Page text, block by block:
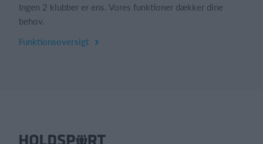
Ingen 2 klubber er ens. Vores funktioner dækker dine
behov.
Funktionsoversigt